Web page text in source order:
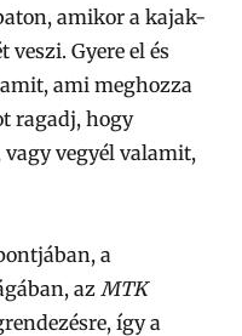
amikor a kajak-
veszi. Gyere el és
ami meghozza
ragadj, hogy
vegyél valamit,
a
az MTK
így a